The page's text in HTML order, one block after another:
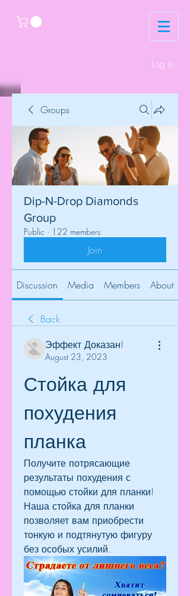
Log In
Groups
Dip-N-Drop Diamonds
Group
Public · 122 members
Join
Discussion Media Members About
Back
Эффект Доказан!
August 23, 2023
Стойка для
похудения
планка
Получите потрясающие
результаты похудения с
помощью стойки для планки!
Наша стойка для планки
позволяет вам приобрести
тонкую и подтянутую фигуру
без особых усилий.